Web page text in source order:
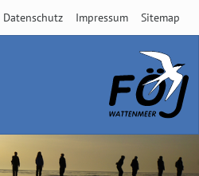
Datenschutz Impressum Sitemap